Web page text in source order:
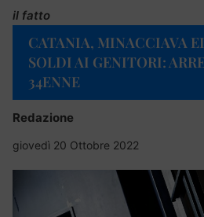
il fatto
CATANIA, MINACCIAVA
SOLDI AI GENITORI:
34ENNE
Redazione
giovedì 20 Ottobre 2022